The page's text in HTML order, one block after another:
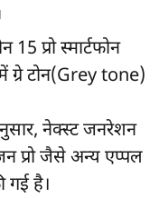
प्रो स्मार्टफोन
ग्रे टोन(Grey tone)
नेक्स्ट जनरेशन
प्रो जैसे अन्य एप्पल
गई है।